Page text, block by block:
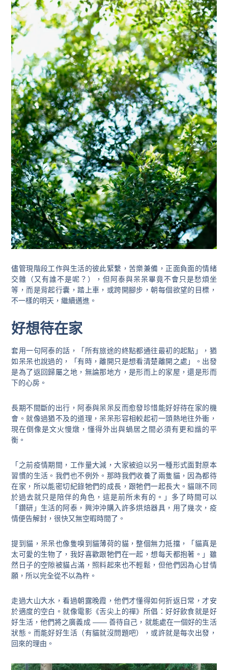
儘管現階段工作與生活的彼此緊繫，苦樂兼備，正面負面的情緒
交雜（又有誰不是呢？），但阿泰與呆呆畢竟不會只是愁煩坐
等，而是背起行囊，踏上車，或跨開腳步，朝每個欲望的目標，
不一樣的明天，繼續邁進。
好想待在家
套用一句阿泰的話，「所有旅途的終點都通往最初的起點」，猶
如呆呆也說過的，「有時，離開只是想看清楚離開之處」。出發
是為了返回歸屬之地，無論那地方，是形而上的家屋，還是形而
下的心房。
長期不間斷的出行，阿泰與呆呆反而愈發珍惜能好好待在家的機
會。就像過猶不及的道理，呆呆形容相較起初一頭熱地往外衝，
現在倒像是文火慢燉，懂得外出與蝸居之間必須有更和諧的平
衡。
「之前疫情期間，工作量大減，大家被迫以另一種形式面對原本
習慣的生活。我們也不例外。那時我們收養了兩隻貓，因為都待
在家，所以能密切紀錄牠們的成長，跟牠們一起長大。貓咪不同
於過去就只是陪伴的角色，這是前所未有的。」多了時間可以
「鑽研」生活的阿泰， 興沖沖購入許多烘焙器具，用了幾次，疫
情便告解封，很快又無空暇時間了。
提到貓，呆呆也像隻嗅到貓薄荷的貓，整個無力抵擋，「貓真是
太可愛的生物了，我好喜歡跟牠們在一起，想每天都抱著。」雖
然日子的空隙被貓占滿，照料起來也不輕鬆，但他們因為心甘情
願，所以完全從不以為杵。
走過大山大水，看過朝露晚霞，他們才懂得如何折返日常，才安
於適度的空白。就像電影《舌尖上的禪》所倡：好好飲食就是好
好生活，他們將之廣義成 —— 善待自己，就能處在一個好的生活
狀態。而能好好生活（有貓就沒問題吧），或許就是每次出發，
回來的理由。